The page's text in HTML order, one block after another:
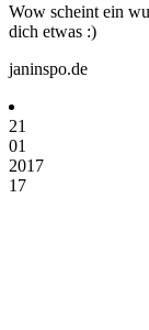
Wow scheint ein
dich etwas :)
janinspo.de
21
01
2017
17